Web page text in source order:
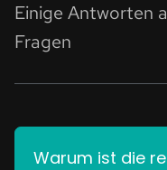
Einige Antworten
Fragen
Warum ist die